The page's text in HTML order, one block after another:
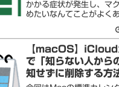
かかる症状が発生し、マ
めたいなんてことがよく
【macOS】iCloud
で「知らない人から
知せずに削除する方